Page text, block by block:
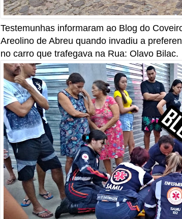
Testemunhas informaram ao Blog do
Areolino de Abreu quando invadiu a
no carro que trafegava na Rua: Olavo Bilac.